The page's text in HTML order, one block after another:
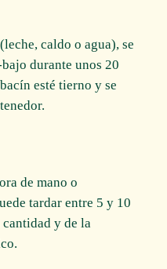
caldo o agua), se
durante unos 20
esté tierno y se
de mano o
tardar entre 5 y 10
y de la